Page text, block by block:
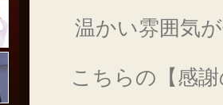
温かい雰囲気
こちらの【感